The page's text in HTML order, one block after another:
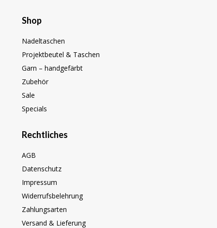
Shop
Nadeltaschen
Projektbeutel & Taschen
Garn – handgefärbt
Zubehör
Sale
Specials
Rechtliches
AGB
Datenschutz
Impressum
Widerrufsbelehrung
Zahlungsarten
Versand & Lieferung